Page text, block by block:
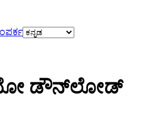
ಡೌನ್‌ಲೋಡ್